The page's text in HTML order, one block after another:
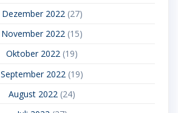
Dezember 2022(27)
November 2022 (15)
Oktober 2022 (19)
September 2022 (19)
August 2022 (24)